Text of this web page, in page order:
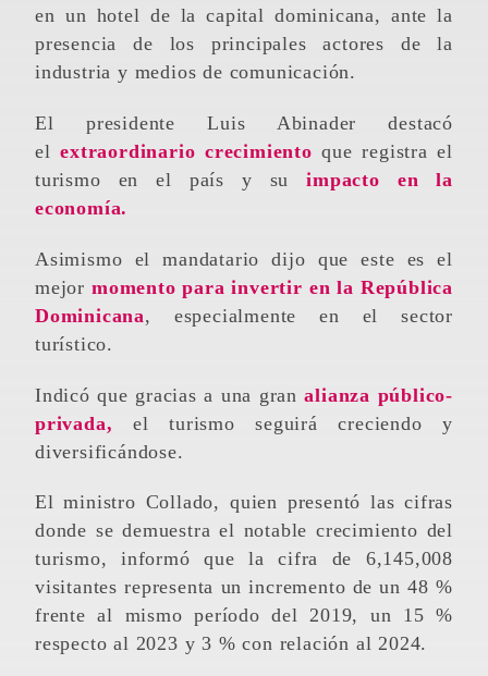
en un hotel de la capital dominicana, ante la
presencia de los principales actores de la
industria y medios de comunicación.
El presidente Luis Abinader destacó
elextraordinario crecimiento que registra el
turismo en el país y suimpacto en la
economía.
Asimismo el mandatario dijo que este es el
mejor momento para invertir en la República
Dominicana, especialmente en el sector
turístico.
Indicó que gracias a una granalianza público-
privada, el turismo seguirá creciendo y
diversificándose.
El ministro Collado, quien presentó las cifras
donde se demuestra el notable crecimiento del
turismo, informó que la cifra de 6,145,008
visitantes representa un incremento de un 48 %
frente al mismo período del 2019, un 15 %
respecto al 2023 y 3 % con relación al 2024.